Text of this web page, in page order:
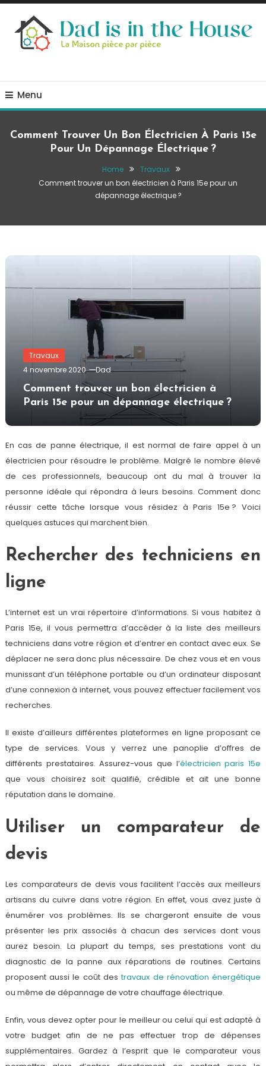
Skip
Content
Menu
Comment Trouver Un Bon Électricien À Paris 15e
Pour Un Dépannage Électrique ?
Home
Travaux
Comment trouver un bon électricien à Paris 15e pour un
dépannage électrique ?
Travaux
4 novembre 2020
Dad
Comment trouver un bon électricien à
Paris 15e pour un dépannage électrique ?
En cas de panne électrique, il est normal de faire appel à un
électricien pour résoudre le problème. Malgré le nombre élevé
de ces professionnels, beaucoup ont du mal à trouver la
personne idéale qui répondra à leurs besoins. Comment donc
réussir cette tâche lorsque vous résidez à Paris 15e ? Voici
quelques astuces qui marchent bien.
Rechercher des techniciens en
ligne
L’internet est un vrai répertoire d’informations. Si vous habitez à
Paris 15e, il vous permettra d’accéder à la liste des meilleurs
techniciens dans votre région et d’entrer en contact avec eux. Se
déplacer ne sera donc plus nécessaire. De chez vous et en vous
munissant d’un téléphone portable ou d’un ordinateur disposant
d’une connexion à internet, vous pouvez effectuer facilement vos
recherches.
Il existe d’ailleurs différentes plateformes en ligne proposant ce
type de services. Vous y verrez une panoplie d’offres de
différents prestataires. Assurez-vous que l’électricien paris 15e
que vous choisirez soit qualifié, crédible et ait une bonne
réputation dans le domaine.
Utiliser un comparateur de
devis
Les comparateurs de devis vous facilitent l’accès aux meilleurs
artisans du cuivre dans votre région. En effet, vous avez juste à
énumérer vos problèmes. Ils se chargeront ensuite de vous
présenter les prix associés à chacun des services dont vous
aurez besoin. La plupart du temps, ses prestations vont du
diagnostic de la panne aux réparations de routines. Certains
proposent aussi le coût destravaux de rénovation énergétique
ou même de dépannage de votre chauffage électrique.
Enfin, vous devez opter pour le meilleur ou celui qui est adapté à
votre budget afin de ne pas effectuer trop de dépenses
supplémentaires. Gardez à l’esprit que le comparateur vous